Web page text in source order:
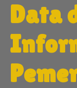
Data